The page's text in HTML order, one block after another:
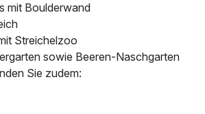
mit Boulderwand
Streichelzoo
sowie Beeren-Naschgarten
Sie zudem: